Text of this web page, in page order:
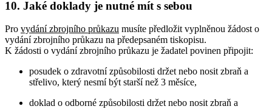
10. Jaké doklady je nutné mít s sebou
Pro vydání zbrojního průkazu musíte předložit vyplněnou žádost o
vydání zbrojního průkazu na předepsaném tiskopisu.
K žádosti o vydání zbrojního průkazu je žadatel povinen připojit:
posudek o zdravotní způsobilosti držet nebo nosit zbraň a
střelivo, který nesmí být starší než 3 měsíce,
doklad o odborné způsobilosti držet nebo nosit zbraň a